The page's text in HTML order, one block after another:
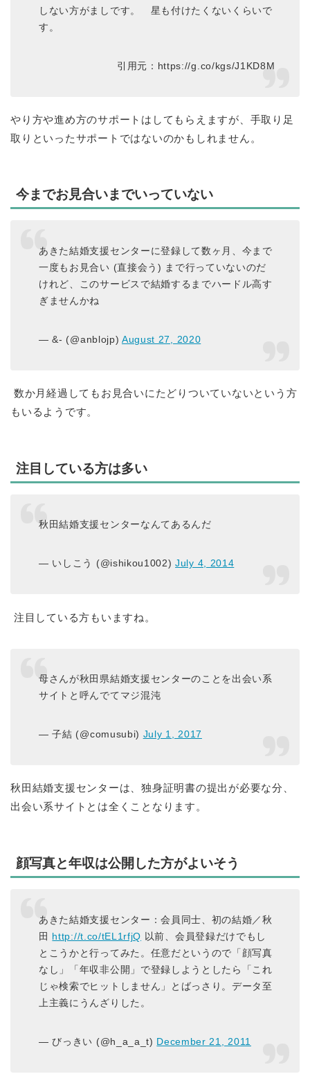
しない方がましです。 星も付けたくないくらいで
す。
引用元：https://g.co/kgs/J1KD8M
やり方や進め方のサポートはしてもらえますが、手取り足
取りといったサポートではないのかもしれません。
今までお見合いまでいっていない
あきた結婚支援センターに登録して数ヶ月、今まで
一度もお見合い (直接会う) まで行っていないのだ
けれど、このサービスで結婚するまでハードル高す
ぎませんかね
— &- (@anblojp) August 27, 2020
数か月経過してもお見合いにたどりついていないという方
もいるようです。
注目している方は多い
秋田結婚支援センターなんてあるんだ
— いしこう (@ishikou1002)July 4, 2014
注目している方もいますね。
母さんが秋田県結婚支援センターのことを出会い系
サイトと呼んでてマジ混沌
— 子結 (@comusubi) July 1, 2017
秋田結婚支援センターは、独身証明書の提出が必要な分、
出会い系サイトとは全くことなります。
顔写真と年収は公開した方がよいそう
あきた結婚支援センター：会員同士、初の結婚／秋
田 http://t.co/tEL1rfjQ 以前、会員登録だけでもし
とこうかと行ってみた。任意だというので「顔写真
なし」「年収非公開」で登録しようとしたら「これ
じゃ検索でヒットしません」とばっさり。データ至
上主義にうんざりした。
— びっきい (@h_a_a_t) December 21, 2011